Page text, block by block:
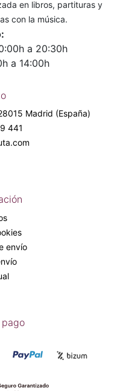
en libros, partituras y
con la música.
a 20:30h
a 14:00h
Madrid (España)
441
envío